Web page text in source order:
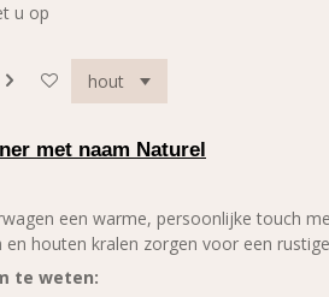
u op
met naam Naturel
een warme, persoonlijke touch
en houten kralen zorgen voor een
te weten: